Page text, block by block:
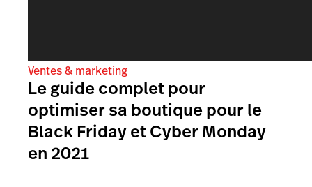
Ventes & marketing
Le guide complet pour
optimiser sa boutique pour le
Black Friday et Cyber Monday
en 2021